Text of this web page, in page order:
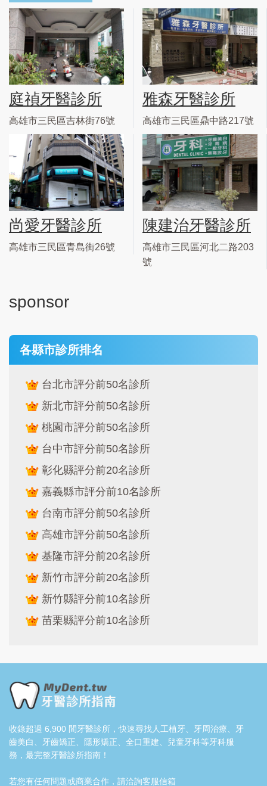
庭禎牙醫診所
高雄市三民區吉林街76號
雅森牙醫診所
高雄市三民區鼎中路217號
尚愛牙醫診所
高雄市三民區青島街26號
陳建治牙醫診所
高雄市三民區河北二路203
號
sponsor
各縣市診所排名
台北市評分前50名診所
新北市評分前50名診所
桃園市評分前50名診所
台中市評分前50名診所
彰化縣評分前20名診所
嘉義縣市評分前10名診所
台南市評分前50名診所
高雄市評分前50名診所
基隆市評分前20名診所
新竹市評分前20名診所
新竹縣評分前10名診所
苗栗縣評分前10名診所
收錄超過 6,900 間牙醫診所，快速尋找人工植牙、牙周治療、牙
齒美白、牙齒矯正、隱形矯正、全口重建、兒童牙科等牙科服
務，最完整牙醫診所指南！
若您有任何問題或商業合作，請洽詢客服信箱